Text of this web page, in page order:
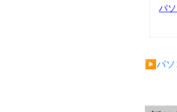
パ
▶︎パソ